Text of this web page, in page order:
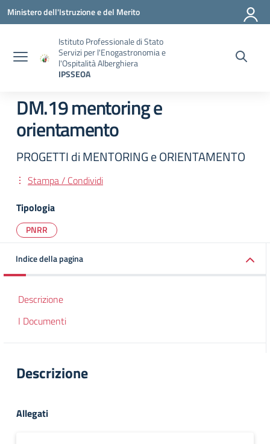
Vai ai contenuti
Vai al menu di navigazione
Vai al footer
Ministero dell'Istruzione e del Merito
Istituto Professionale di Stato
Servizi per l'Enogastronomia e
l'Ospitalità Alberghiera
IPSSEOA
DM.19 mentoring e
orientamento
PROGETTI di MENTORING e ORIENTAMENTO
Stampa / Condividi
Tipologia
PNRR
Indice della pagina
Descrizione
I Documenti
Descrizione
Allegati